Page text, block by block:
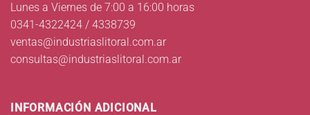
Lunes a Viernes de 7:00 a 16:00 horas
0341-4322424 / 4338739
ventas@industriaslitoral.com.ar
consultas@industriaslitoral.com.ar
INFORMACIÓN ADICIONAL